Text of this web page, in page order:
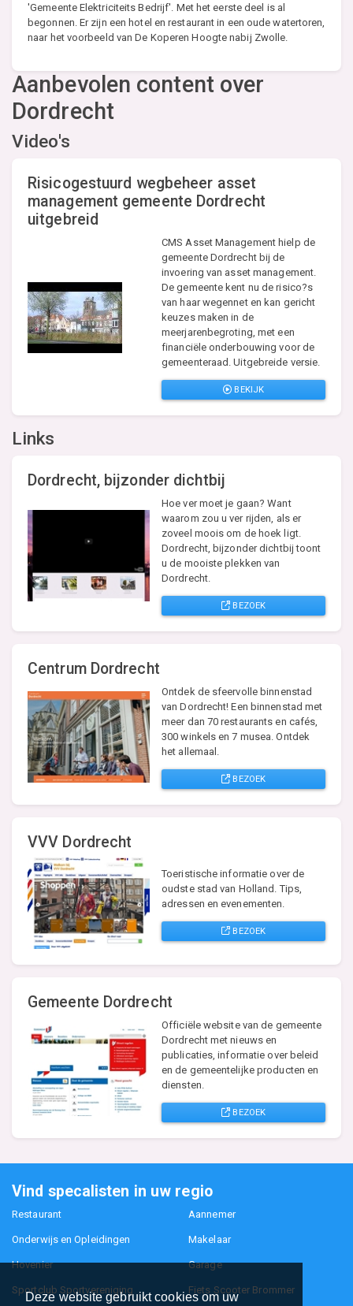
Deze website gebruikt cookies om uw
'Gemeente Elektriciteits Bedrijf'. Met het eerste deel is al
begonnen. Er zijn een hotel en restaurant in een oude watertoren,
naar het voorbeeld van De Koperen Hoogte nabij Zwolle.
Aanbevolen content over
Dordrecht
Video's
Risicogestuurd wegbeheer asset
management gemeente Dordrecht
uitgebreid
CMS Asset Management hielp de
gemeente Dordrecht bij de
invoering van asset management.
De gemeente kent nu de risico?s
van haar wegennet en kan gericht
keuzes maken in de
meerjarenbegroting, met een
financiële onderbouwing voor de
gemeenteraad. Uitgebreide versie.
BEKIJK
Links
Dordrecht, bijzonder dichtbij
Hoe ver moet je gaan? Want
waarom zou u ver rijden, als er
zoveel moois om de hoek ligt.
Dordrecht, bijzonder dichtbij toont
u de mooiste plekken van
Dordrecht.
BEZOEK
Centrum Dordrecht
Ontdek de sfeervolle binnenstad
van Dordrecht! Een binnenstad met
meer dan 70 restaurants en cafés,
300 winkels en 7 musea. Ontdek
het allemaal.
BEZOEK
VVV Dordrecht
Toeristische informatie over de
oudste stad van Holland. Tips,
adressen en evenementen.
BEZOEK
Gemeente Dordrecht
Officiële website van de gemeente
Dordrecht met nieuws en
publicaties, informatie over beleid
en de gemeentelijke producten en
diensten.
BEZOEK
Vind specalisten in uw regio
Restaurant Aannemer
Onderwijs en Opleidingen Makelaar
Hovenier Garage
Sportclub Sportvereniging Fiets Scooter Brommer